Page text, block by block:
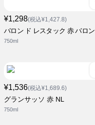
¥1,298(税込¥1,427.8)
バロン ド レスタック 赤 バロン
750ml
¥1,536(税込¥1,689.6)
グランサッソ 赤 NL
750ml